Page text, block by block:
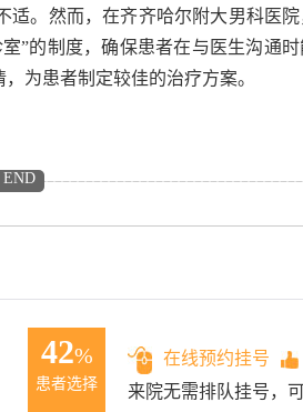
。然而，在齐齐哈尔附大男科医院
”的制度，确保患者在与医生沟通
为患者制定较佳的治疗方案。
END
42%
患者选择
在线预约挂号
来院无需排队挂号，